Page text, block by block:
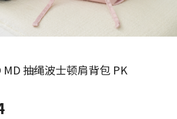
MD 抽绳波士顿肩背包 PK